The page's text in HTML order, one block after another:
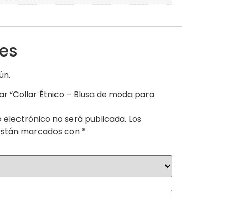
“Collar Étnico – Blusa de moda para
electrónico no será publicada. Los
marcados con *